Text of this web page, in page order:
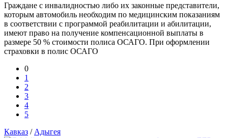
Граждане с инвалидностью либо их законные представители,
которым автомобиль необходим по медицинским показаниям
в соответствии с программой реабилитации и абилитации,
имеют право на получение компенсационной выплаты в
размере 50 % стоимости полиса ОСАГО. При оформлении
страховки в полис ОСАГО
0
1
2
3
4
5
Кавказ / Адыгея